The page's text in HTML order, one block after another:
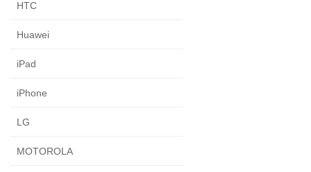
HTC
Huawei
iPad
iPhone
LG
MOTOROLA